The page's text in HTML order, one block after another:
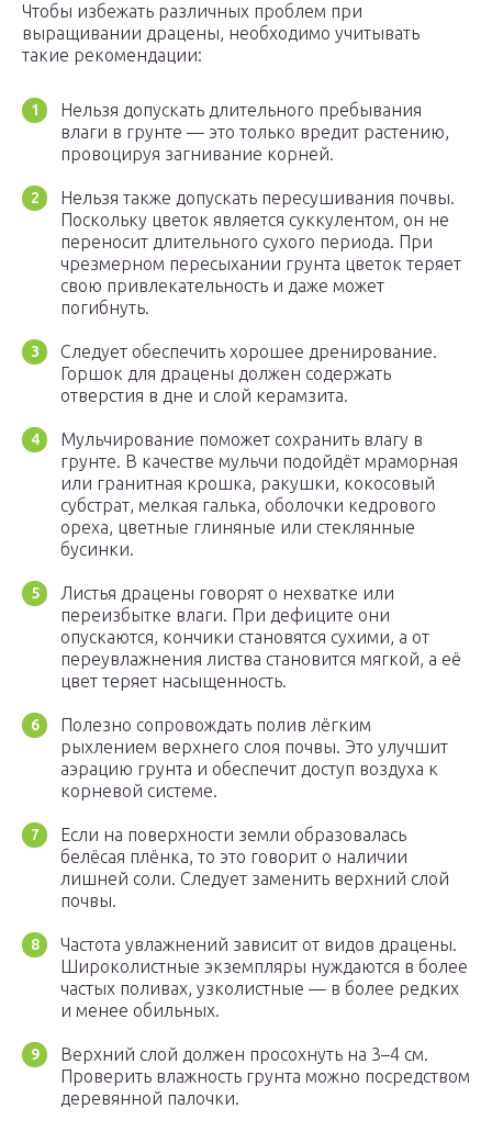
Чтобы избежать различных проблем при
выращивании драцены, необходимо учитывать
такие рекомендации:
Нельзя допускать длительного пребывания
влаги в грунте — это только вредит растению,
провоцируя загнивание корней.
Нельзя также допускать пересушивания почвы.
Поскольку цветок является суккулентом, он не
переносит длительного сухого периода. При
чрезмерном пересыхании грунта цветок теряет
свою привлекательность и даже может
погибнуть.
Следует обеспечить хорошее дренирование.
Горшок для драцены должен содержать
отверстия в дне и слой керамзита.
Мульчирование поможет сохранить влагу в
грунте. В качестве мульчи подойдёт мраморная
или гранитная крошка, ракушки, кокосовый
субстрат, мелкая галька, оболочки кедрового
ореха, цветные глиняные или стеклянные
бусинки.
Листья драцены говорят о нехватке или
переизбытке влаги. При дефиците они
опускаются, кончики становятся сухими, а от
переувлажнения листва становится мягкой, а её
цвет теряет насыщенность.
Полезно сопровождать полив лёгким
рыхлением верхнего слоя почвы. Это улучшит
аэрацию грунта и обеспечит доступ воздуха к
корневой системе.
Если на поверхности земли образовалась
белёсая плёнка, то это говорит о наличии
лишней соли. Следует заменить верхний слой
почвы.
Частота увлажнений зависит от видов драцены.
Широколистные экземпляры нуждаются в более
частых поливах, узколистные — в более редких
и менее обильных.
Верхний слой должен просохнуть на 3–4 см.
Проверить влажность грунта можно посредством
деревянной палочки.